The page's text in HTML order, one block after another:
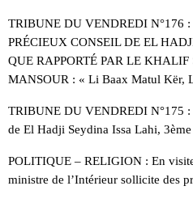
TRIBUNE DU VENDREDI N°176
PRÉCIEUX CONSEIL DE EL
QUE RAPPORTÉ PAR LE
MANSOUR : « Li Baax Matul Kër,
TRIBUNE DU VENDREDI N°175 :
de El Hadji Seydina Issa Lahi,
POLITIQUE – RELIGION : En
ministre de l’Intérieur sollicite des